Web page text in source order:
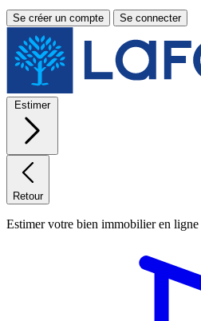
Se créer un compte Se connecter
Estimer
Retour
Estimer votre bien immobilier en ligne